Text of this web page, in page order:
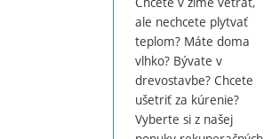
ale nechcete plytvať
teplom? Máte doma
vlhko? Bývate v
drevostavbe? Chcete
ušetriť za kúrenie?
Vyberte si z našej